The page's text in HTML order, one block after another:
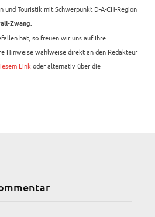
und Touristik mit Schwerpunkt D-A-CH-Region
Zwang.
hat, so freuen wir uns auf Ihre
Hinweise wahlweise direkt an den Redakteur
Link oder alternativ über die